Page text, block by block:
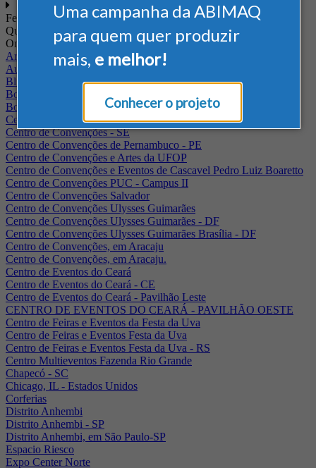
Uma campanha da ABIMAQ
para quem quer produzir
mais, e melhor!
Conhecer o projeto
Feiras
Quando
Onde
Arena Jaguariuna
Auditório Albano Franco - FIEPA
Blumenau - SC
BolognaFiere
Boulevard Olimpico - RJ
Centro Internacional de Convenções do Brasil, em Brasília
Centro de Convenções - SE
Centro de Convenções de Pernambuco - PE
Centro de Convenções e Artes da UFOP
Centro de Convenções e Eventos de Cascavel Pedro Luiz Boaretto
Centro de Convenções PUC - Campus II
Centro de Convenções Salvador
Centro de Convenções Ulysses Guimarães
Centro de Convenções Ulysses Guimarães - DF
Centro de Convenções Ulysses Guimarães Brasília - DF
Centro de Convenções, em Aracaju
Centro de Convenções, em Aracaju.
Centro de Eventos do Ceará
Centro de Eventos do Ceará - CE
Centro de Eventos do Ceará - Pavilhão Leste
CENTRO DE EVENTOS DO CEARÁ - PAVILHÃO OESTE
Centro de Feiras e Eventos da Festa da Uva
Centro de Feiras e Eventos Festa da Uva
Centro de Feiras e Eventos Festa da Uva - RS
Centro Multieventos Fazenda Rio Grande
Chapecó - SC
Chicago, IL - Estados Unidos
Corferias
Distrito Anhembi
Distrito Anhembi - SP
Distrito Anhembi, em São Paulo-SP
Espacio Riesco
Expo Center Norte